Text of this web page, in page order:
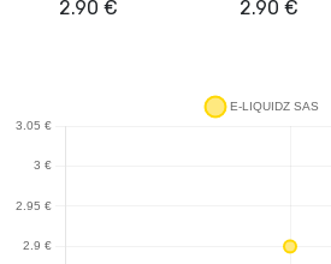
saveurs et intensités de vapeur. En
favorise également une bonne
une inhalation fluide. En somme, la
Joyetech représente un choix judicieux
2.90 € 2.90 €